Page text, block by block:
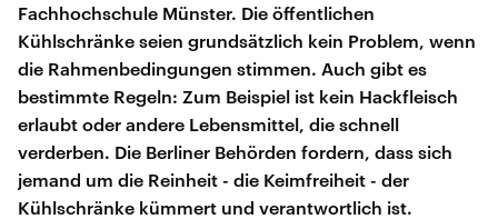
Fachhochschule Münster. Die öffentlichen
Kühlschränke seien grundsätzlich kein Problem, wenn
die Rahmenbedingungen stimmen. Auch gibt es
bestimmte Regeln: Zum Beispiel ist kein Hackfleisch
erlaubt oder andere Lebensmittel, die schnell
verderben. Die Berliner Behörden fordern, dass sich
jemand um die Reinheit - die Keimfreiheit - der
Kühlschränke kümmert und verantwortlich ist.